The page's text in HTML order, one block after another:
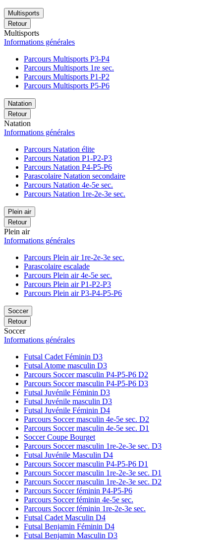
Multisports
Retour
Multisports
Informations générales
Parcours Multisports P3-P4
Parcours Multisports 1re sec.
Parcours Multisports P1-P2
Parcours Multisports P5-P6
Natation
Retour
Natation
Informations générales
Parcours Natation élite
Parcours Natation P1-P2-P3
Parcours Natation P4-P5-P6
Parascolaire Natation secondaire
Parcours Natation 4e-5e sec.
Parcours Natation 1re-2e-3e sec.
Plein air
Retour
Plein air
Informations générales
Parcours Plein air 1re-2e-3e sec.
Parascolaire escalade
Parcours Plein air 4e-5e sec.
Parcours Plein air P1-P2-P3
Parcours Plein air P3-P4-P5-P6
Soccer
Retour
Soccer
Informations générales
Futsal Cadet Féminin D3
Futsal Atome masculin D3
Parcours Soccer masculin P4-P5-P6 D2
Parcours Soccer masculin P4-P5-P6 D3
Futsal Juvénile Féminin D3
Futsal Juvénile masculin D3
Futsal Juvénile Féminin D4
Parcours Soccer masculin 4e-5e sec. D2
Parcours Soccer masculin 4e-5e sec. D1
Soccer Coupe Bourget
Parcours Soccer masculin 1re-2e-3e sec. D3
Futsal Juvénile Masculin D4
Parcours Soccer masculin P4-P5-P6 D1
Parcours Soccer masculin 1re-2e-3e sec. D1
Parcours Soccer masculin 1re-2e-3e sec. D2
Parcours Soccer féminin P4-P5-P6
Parcours Soccer féminin 4e-5e sec.
Parcours Soccer féminin 1re-2e-3e sec.
Futsal Cadet Masculin D4
Futsal Benjamin Féminin D4
Futsal Benjamin Masculin D3